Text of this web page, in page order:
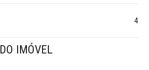
4
DO IMÓVEL